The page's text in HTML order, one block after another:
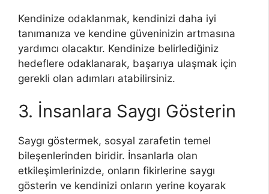
Kendinize odaklanmak, kendinizi daha iyi
tanımanıza ve kendine güveninizin artmasına
yardımcı olacaktır. Kendinize belirlediğiniz
hedeflere odaklanarak, başarıya ulaşmak için
gerekli olan adımları atabilirsiniz.
3. İnsanlara Saygı Gösterin
Saygı göstermek, sosyal zarafetin temel
bileşenlerinden biridir. İnsanlarla olan
etkileşimlerinizde, onların fikirlerine saygı
gösterin ve kendinizi onların yerine koyarak